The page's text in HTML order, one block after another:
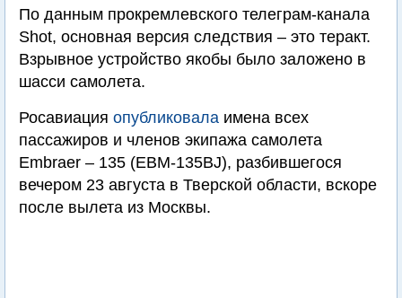
По данным прокремлевского телеграм-канала
Shot, основная версия следствия – это теракт.
Взрывное устройство якобы было заложено в
шасси самолета.
Росавиация опубликовала имена всех
пассажиров и членов экипажа самолета
Embraer – 135 (EBM-135BJ), разбившегося
вечером 23 августа в Тверской области, вскоре
после вылета из Москвы.